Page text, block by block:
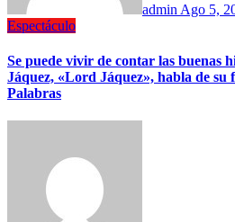
admin Ago 5,
Espectáculo
Se puede vivir de contar las buenas
Jáquez, «Lord Jáquez», habla de su
Palabras